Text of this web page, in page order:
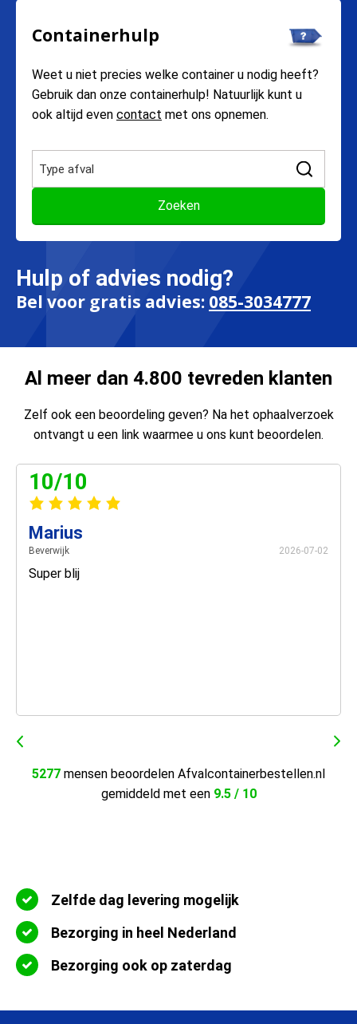
Containerhulp
Weet u niet precies welke container u nodig heeft?
Gebruik dan onze containerhulp! Natuurlijk kunt u
ook altijd even contact met ons opnemen.
Hulp of advies nodig?
Bel voor gratis advies: 085-3034777
Al meer dan 4.800 tevreden klanten
Zelf ook een beoordeling geven? Na het ophaalverzoek
ontvangt u een link waarmee u ons kunt beoordelen.
10/10
Marius
Beverwijk 2026-07-02
Super blij
5277 mensen beoordelen Afvalcontainerbestellen.nl
gemiddeld met een 9.5 / 10
Zelfde dag levering mogelijk
Bezorging in heel Nederland
Bezorging ook op zaterdag